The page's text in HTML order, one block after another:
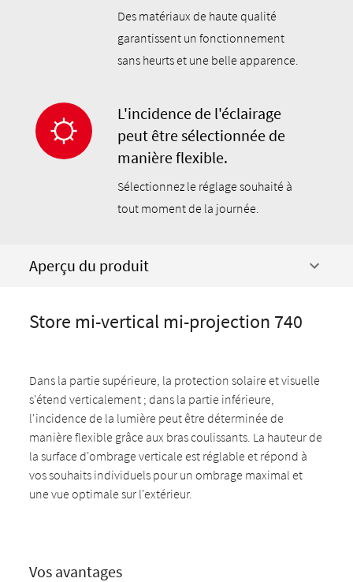
Des matériaux de haute qualité
garantissent un fonctionnement
sans heurts et une belle apparence.
L'incidence de l'éclairage
peut être sélectionnée de
manière flexible.
Sélectionnez le réglage souhaité à
tout moment de la journée.
Aperçu du produit
Store mi-vertical mi-projection 740
Dans la partie supérieure, la protection solaire et visuelle
s'étend verticalement ; dans la partie inférieure,
l'incidence de la lumière peut être déterminée de
manière flexible grâce aux bras coulissants. La hauteur de
la surface d'ombrage verticale est réglable et répond à
vos souhaits individuels pour un ombrage maximal et
une vue optimale sur l'extérieur.
Vos avantages